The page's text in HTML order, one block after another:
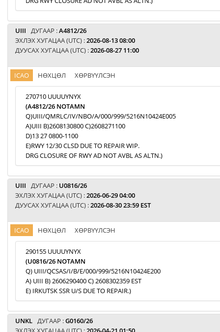
UIII ДУГААР :A4812/26
ЭХЛЭХ ХУГАЦАА (UTC) :2026-08-13 08:00
ДУУСАХ ХУГАЦАА (UTC) :2026-08-27 11:00
ICAO НӨХЦӨЛ ХӨРВҮҮЛСЭН
270710 UUUUYNYX
(A4812/26 NOTAMN
Q)UIII/QMRLC/IV/NBO/A/000/999/5216N10424E005
A)UIII B)2608130800 C)2608271100
D)13 27 0800-1100
E)RWY 12/30 CLSD DUE TO REPAIR WIP.
DRG CLOSURE OF RWY AD NOT AVBL AS ALTN.)
UIII ДУГААР : U0816/26
ЭХЛЭХ ХУГАЦАА (UTC) :2026-06-29 04:00
ДУУСАХ ХУГАЦАА (UTC) :2026-08-30 23:59 EST
ICAO НӨХЦӨЛ ХӨРВҮҮЛСЭН
290155 UUUUYNYX
(U0816/26 NOTAMN
Q) UIII/QCSAS/I/B/E/000/999/5216N10424E200
A) UIII B) 2606290400 C) 2608302359 EST
E) IRKUTSK SSR U/S DUE TO REPAIR.)
UNKL ДУГААР :G0160/26